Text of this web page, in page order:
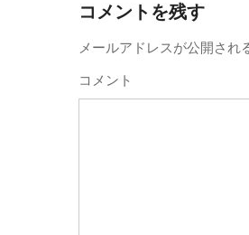
ゲ
ー
シ
コメントを残す
メールアドレスが公開され
コメント